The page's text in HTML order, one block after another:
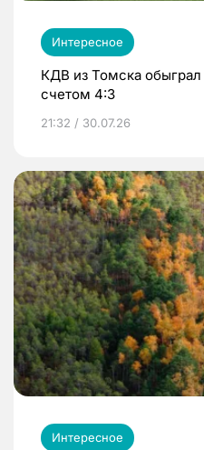
Интересное
КДВ из Томска
счетом 4:3
21:32 / 30.07.26
Интересное